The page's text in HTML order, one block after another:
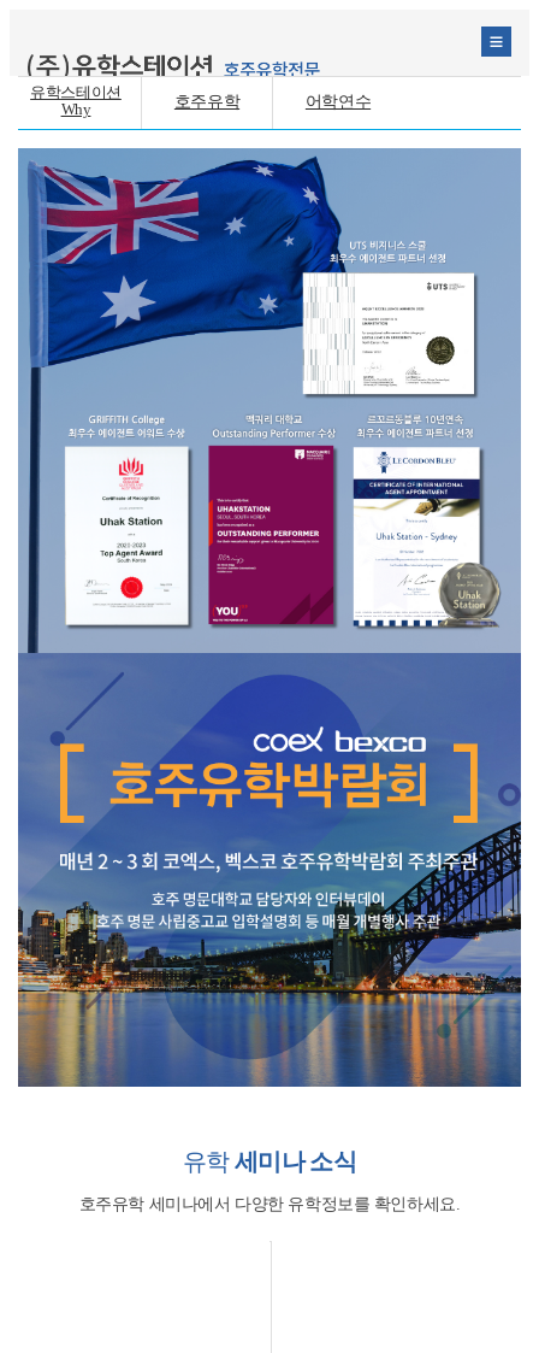
유학스테이션
Why
호주유학 어학연수
조기유학 대학/컬리지 대학교/대학원
테마유학 세미나 커뮤니티
유학세미나 소식
호주유학 세미나에서 다양한 유학정보를 확인하세요.